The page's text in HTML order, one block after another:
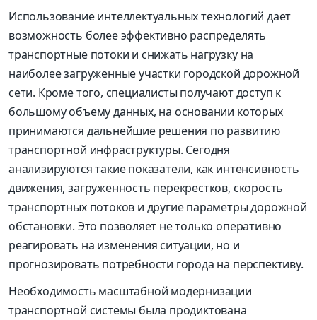
Использование интеллектуальных технологий дает
возможность более эффективно распределять
транспортные потоки и снижать нагрузку на
наиболее загруженные участки городской дорожной
сети. Кроме того, специалисты получают доступ к
большому объему данных, на основании которых
принимаются дальнейшие решения по развитию
транспортной инфраструктуры. Сегодня
анализируются такие показатели, как интенсивность
движения, загруженность перекрестков, скорость
транспортных потоков и другие параметры дорожной
обстановки. Это позволяет не только оперативно
реагировать на изменения ситуации, но и
прогнозировать потребности города на перспективу.
Необходимость масштабной модернизации
транспортной системы была продиктована